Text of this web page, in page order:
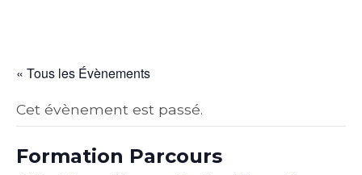
« Tous les Évènements
Cet évènement est passé.
Formation Parcours